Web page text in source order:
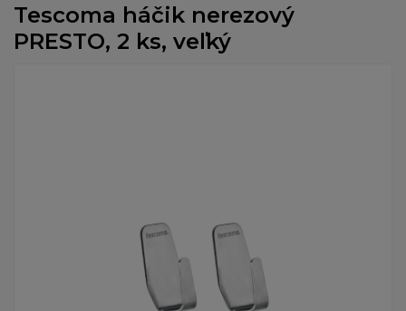
Tescoma háčik nerezový
PRESTO, 2 ks, veľký